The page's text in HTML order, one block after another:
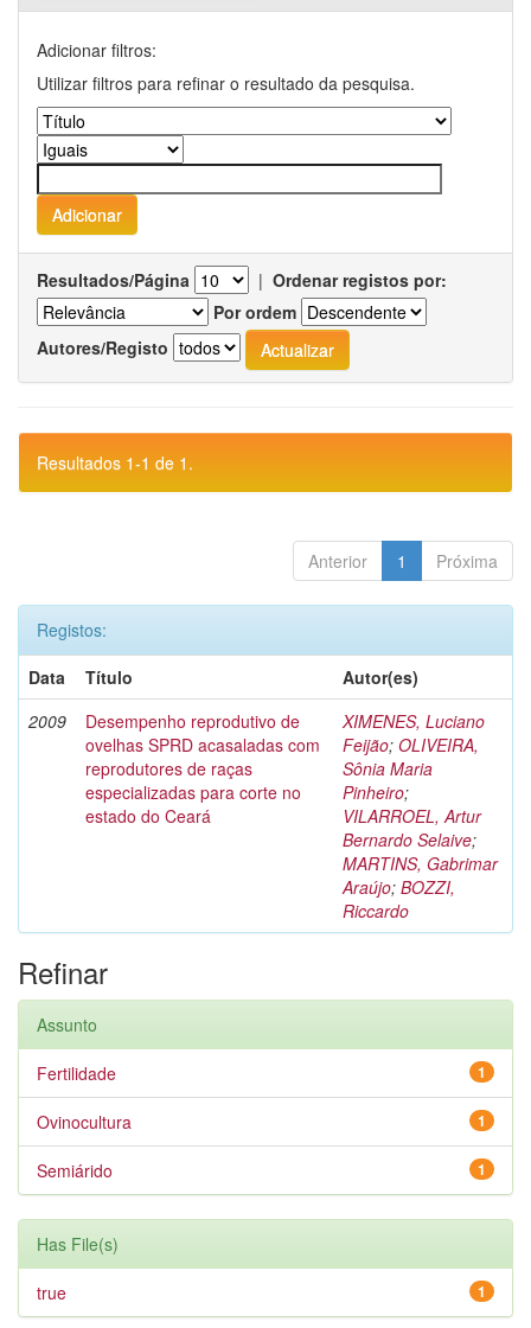
Adicionar filtros:
Utilizar filtros para refinar o resultado da pesquisa.
Resultados/Página | Ordenar registos por:
Por ordem
Autores/Registo
Resultados 1-1 de 1.
Anterior 1 Próxima
Registos:
Data
Título
Autor(es)
2009
Desempenho reprodutivo de
ovelhas SPRD acasaladas com
reprodutores de raças
especializadas para corte no
estado do Ceará
XIMENES, Luciano
Feijão; OLIVEIRA,
Sônia Maria
Pinheiro;
VILARROEL, Artur
Bernardo Selaive;
MARTINS, Gabrimar
Araújo; BOZZI,
Riccardo
Refinar
Assunto
1
Fertilidade
1
Ovinocultura
1
Semiárido
Has File(s)
1
true